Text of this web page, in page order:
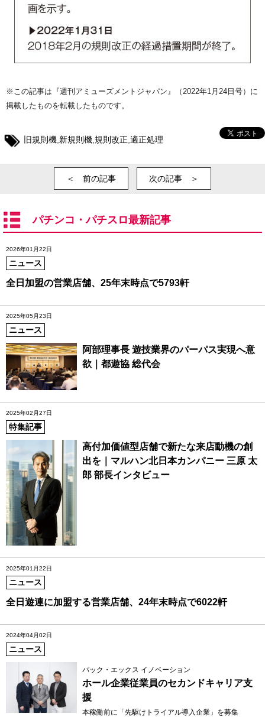
※この記事は『週刊アミューズメントジャパン』（2022年1月24日号）に
掲載したものを転載したものです。
旧規則機,新規則機,規則改正,適正処理
＜ 前の記事 次の記事 ＞
パチンコ・パチスロ最新記事
2026年01月22日
ニュース
全日加盟の営業店舗、25年末時点で5793軒
2025年05月23日
ニュース
阿部理事長 遊技業界のパーパス実現へ意
欲｜都遊協 総代会
2025年02月27日
特集記事
高付加価値型店舗で新たな来店動機の創
出を｜マルハン北日本カンパニー 三原 太
郎 部長インタビュー
2025年01月22日
ニュース
全日遊連に加盟する営業店舗、24年末時点で6022軒
2024年04月02日
ニュース
パック・エックス イノベーション
ホール企業従業員のセカンドキャリア支
援
本稼働前に「先駆けトライアル導入企業」を募集